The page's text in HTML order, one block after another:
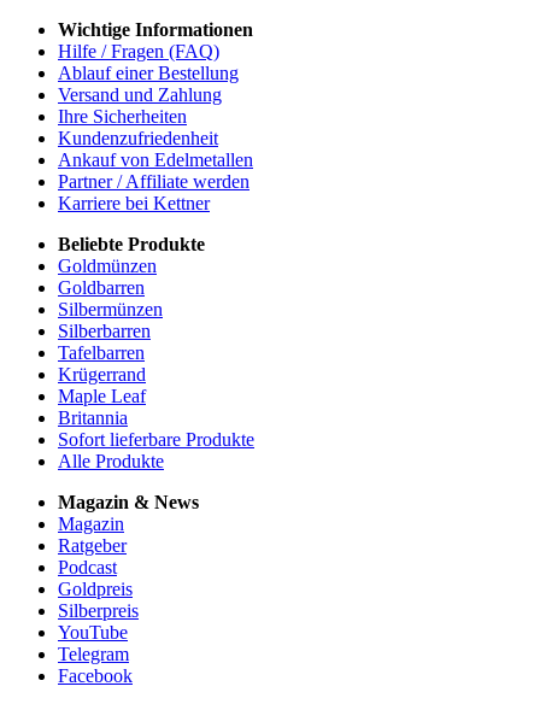
Wichtige Informationen
Hilfe / Fragen (FAQ)
Ablauf einer Bestellung
Versand und Zahlung
Ihre Sicherheiten
Kundenzufriedenheit
Ankauf von Edelmetallen
Partner / Affiliate werden
Karriere bei Kettner
Beliebte Produkte
Goldmünzen
Goldbarren
Silbermünzen
Silberbarren
Tafelbarren
Krügerrand
Maple Leaf
Britannia
Sofort lieferbare Produkte
Alle Produkte
Magazin & News
Magazin
Ratgeber
Podcast
Goldpreis
Silberpreis
YouTube
Telegram
Facebook